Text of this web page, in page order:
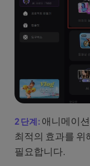
애니메이
최적의 효과를
필요합니다.